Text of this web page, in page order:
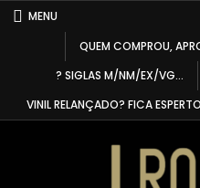
SkipMENU
QUEM COMPROU,
? SIGLAS M/NM/EX/VG…
VINIL RELANÇADO? FICA